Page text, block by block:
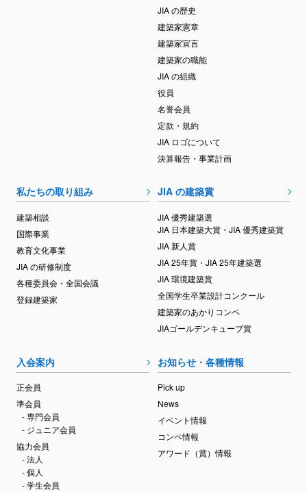
JIA の歴史
建築家憲章
建築家宣言
建築家の職能
JIA の組織
役員
名誉会員
定款・規約
JIA ロゴについて
決算報告・事業計画
私たちの取り組み
建築相談
国際事業
教育文化事業
JIA の研修制度
各種委員会・全国会議
登録建築家
JIA の建築賞
JIA 優秀建築選
JIA 日本建築大賞・JIA 優秀建築賞
JIA 新人賞
JIA 25年賞・JIA 25年建築選
JIA 環境建築賞
全国学生卒業設計コンクール
建築家のあかりコンペ
JIAゴールデンキューブ賞
入会案内
正会員
準会員
- 専門会員
- ジュニア会員
協力会員
- 法人
- 個人
- 学生会員
お知らせ・各種情報
Pick up
News
イベント情報
コンペ情報
アワード（賞）情報